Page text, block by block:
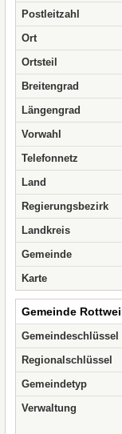
Postleitzahl
Ort
Ortsteil
Breitengrad
Längengrad
Vorwahl
Telefonnetz
Land
Regierungsbezirk
Landkreis
Gemeinde
Karte
Gemeinde
Gemeindeschlüssel
Regionalschlüssel
Gemeindetyp
Verwaltung